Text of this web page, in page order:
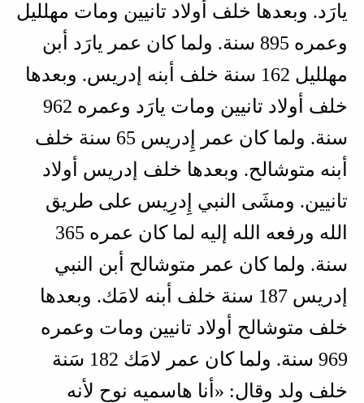
يارَد. وبعدها خلف أولاد تانيين ومات مهلليل
وعمره 895 سنة. ولما كان عمر يارَد أبن
مهلليل 162 سنة خلف أبنه إدريس. وبعدها
خلف أولاد تانيين ومات يارَد وعمره 962
سنة. ولما كان عمر إِدريس 65 سنة خلف
أبنه متوشالح. وبعدها خلف إدريس أولاد
تانيين. ومشَى النبي إِدرِيس على طريق
الله ورفعه الله إليه لما كان عمره 365
سنة. ولما كان عمر متوشالح أبن النبي
إدريس 187 سنة خلف أبنه لامَك. وبعدها
خلف متوشالح أولاد تانيين ومات وعمره
969 سنة. ولما كان عمر لامَك 182 سَنة
خلف ولد وقال: «أنا هاسميه نوح لأنه